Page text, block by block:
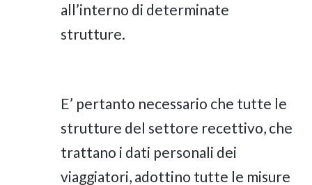
all’interno di determinate
strutture.
E’ pertanto necessario che tutte le
strutture del settore recettivo, che
trattano i dati personali dei
viaggiatori, adottino tutte le misure